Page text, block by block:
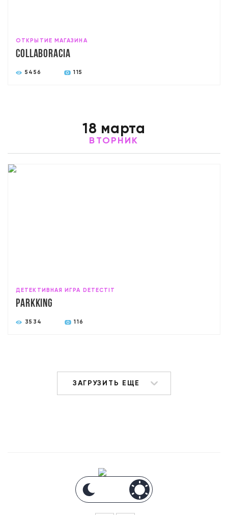
ОТКРЫТИЕ МАГАЗИНА
COLLABORACIA
5456 115
18 марта
ВТОРНИК
ДЕТЕКТИВНАЯ ИГРА DETECTIT
Parkking
3534 116
ЗАГРУЗИТЬ ЕЩЕ